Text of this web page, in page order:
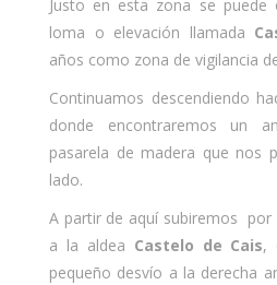
Justo en esta zona se puede
loma o elevación llamada
años como zona de vigilancia
Continuamos descendiendo
donde encontraremos un
pasarela de madera que nos
lado.
A partir de aquí subiremos por
a la aldea Castelo de Cais,
pequeño desvío a la derecha